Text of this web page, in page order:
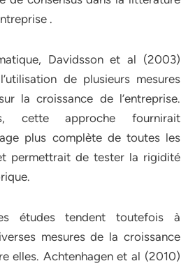
.
Davidsson et al (2003)
de plusieurs mesures
la croissance de l’entreprise.
cette approche fournirait
plus complète de toutes les
permettrait de tester la rigidité
études tendent toutefois à
mesures de la croissance
elles. Achtenhagen et al (2010)